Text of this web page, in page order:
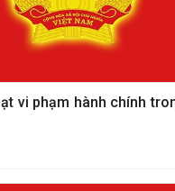
vi phạm hành chính